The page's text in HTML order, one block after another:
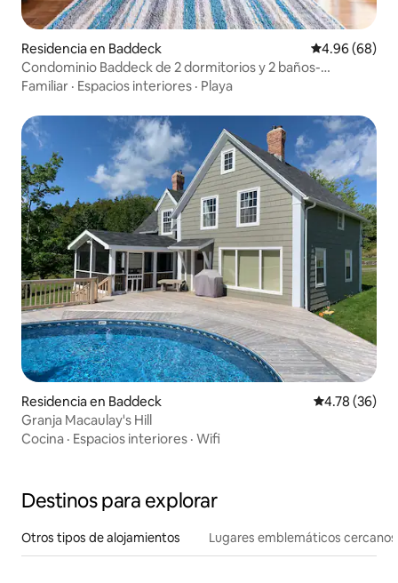
Residencia en Baddeck Calificación
4.96 (68)
Condominio Baddeck de 2 dormitorios y 2 baños-
Incredible Lakeview
Familiar · Espacios interiores · Playa
Residencia en Baddeck Calificación
4.78 (36)
Granja Macaulay's Hill
Cocina · Espacios interiores · Wifi
Destinos para explorar
Otros tipos de alojamientos Lugares emblemáticos cercanos